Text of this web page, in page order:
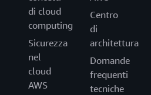
di cloud
computing
Sicurezza
nel
cloud
AWS
Centro
di
architettura
Domande
frequenti
tecniche